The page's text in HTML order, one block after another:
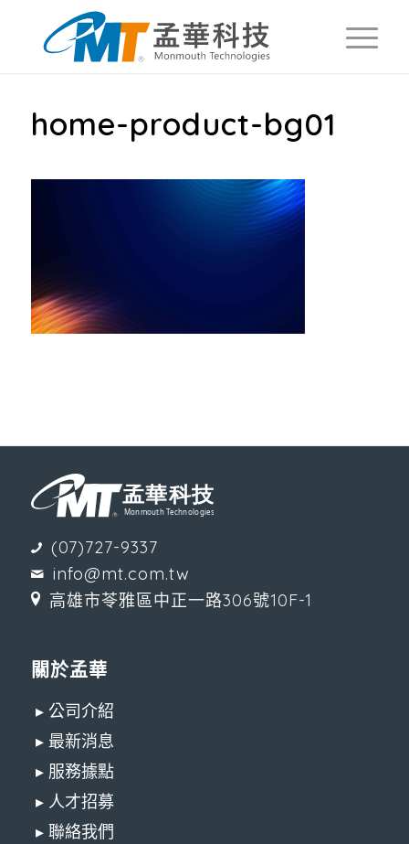
home-product-bg01
(07)727-9337
info@mt.com.tw
高雄市苓雅區中正一路306號10F-1
關於孟華
▸ 公司介紹
▸ 最新消息
▸ 服務據點
▸ 人才招募
▸ 聯絡我們